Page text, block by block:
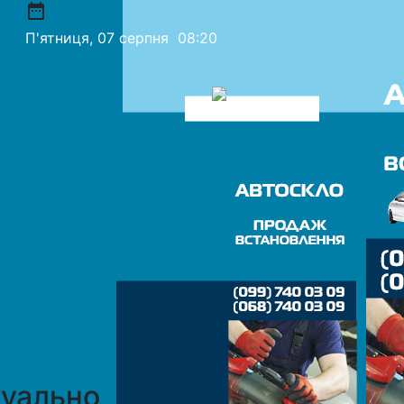
date_range
П'ятниця, 07 серпня 08:21